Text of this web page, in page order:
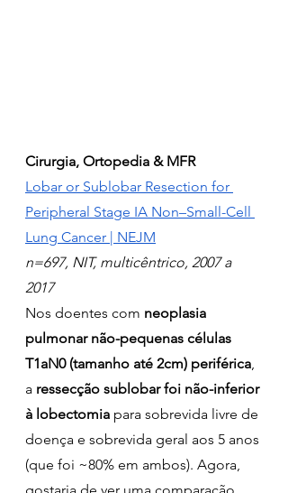
Cirurgia, Ortopedia & MFR
Lobar or Sublobar Resection for
Peripheral Stage IA Non–Small-Cell
Lung Cancer | NEJM
n=697, NIT, multicêntrico, 2007 a
2017
Nos doentes com neoplasia
pulmonar não-pequenas células
T1aN0 (tamanho até 2cm) periférica,
a ressecção sublobar foi não-inferior
à lobectomia para sobrevida livre de
doença e sobrevida geral aos 5 anos
(que foi ~80% em ambos). Agora,